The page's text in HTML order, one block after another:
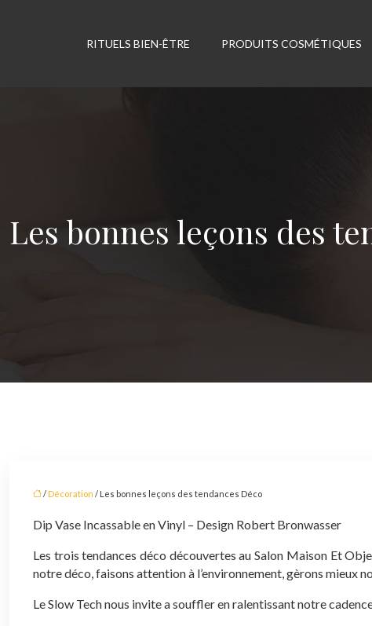
PRODUITS COSMÉTIQUES
RITUELS BIEN-ÊTRE
Les bonnes leçons des
/ Décoration / Les bonnes leçons des tendances Déco
Dip Vase Incassable en Vinyl – Design Robert Bronwasser
Les trois tendances déco découvertes au Salon Maison Et
notre déco, faisons attention à l’environnement, gèrons mieux
Le Slow Tech nous invite a souffler en ralentissant notre